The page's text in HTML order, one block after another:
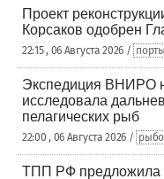
Проект
Корсаков одобрен
22:15 , 06 Августа 2026 / порты
Экспедиция ВНИРО
исследовала
пелагических рыб
22:00 , 06 Августа 2026 /
ТПП РФ предложила